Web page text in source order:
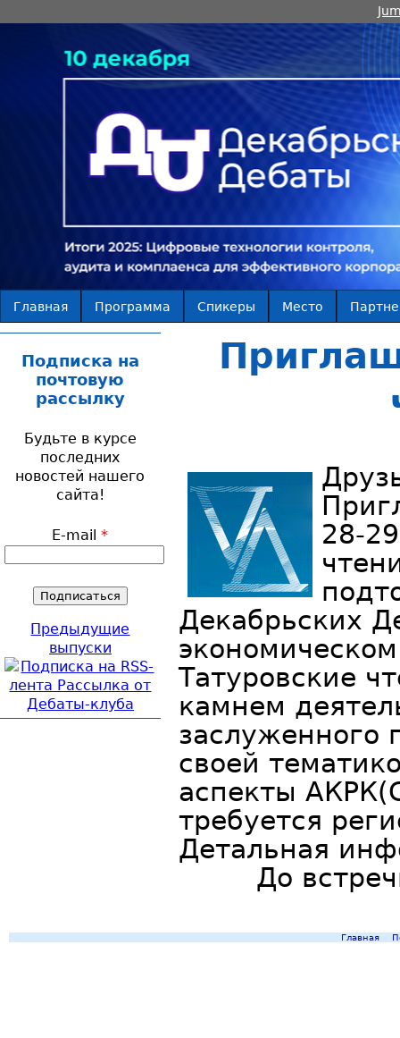
Главная Программа Спикеры Место
28-
Декабрьских
Татуровские
камнем
своей
аспекты
требуется
Детальная
До
Подписка на
почтовую
рассылку
Будьте в курсе
последних
новостей нашего
сайта!
E-mail*
Предыдущие
выпуски
Главная